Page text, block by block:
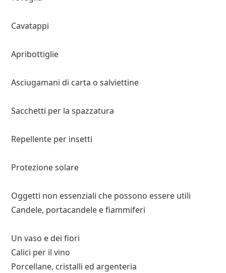
Cavatappi
Apribottiglie
Asciugamani di carta o salviettine
Sacchetti per la spazzatura
Repellente per insetti
Protezione solare
Oggetti non essenziali che possono essere utili
Candele, portacandele e fiammiferi
Un vaso e dei fiori
Calici per il vino
Porcellane, cristalli ed argenteria